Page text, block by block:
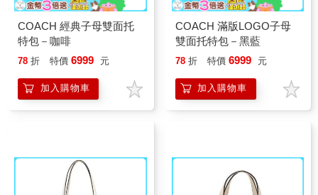
COACH 經典子母雙面托
特包－咖啡
78 折 特價 6999 元
加入購物車
COACH 滿版LOGO子母
雙面托特包－黑藍
78 折 特價 6999 元
加入購物車